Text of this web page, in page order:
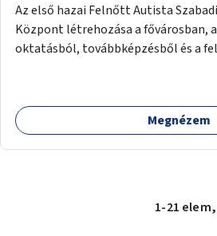
Az első hazai Felnőtt Autista
Központ létrehozása a fővárosban,
oktatásból, továbbképzésből és a
Megnézem
1-21 elem